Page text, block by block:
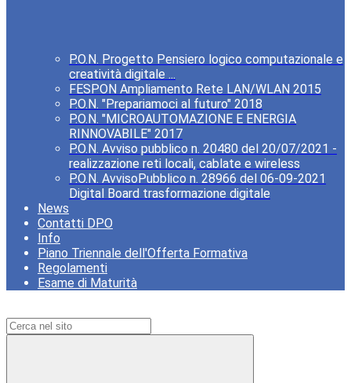
P.O.N. Progetto Pensiero logico computazionale e
creatività digitale ...
FESPON Ampliamento Rete LAN/WLAN 2015
P.O.N. "Prepariamoci al futuro" 2018
P.O.N. "MICROAUTOMAZIONE E ENERGIA
RINNOVABILE" 2017
P.O.N. Avviso pubblico n. 20480 del 20/07/2021 -
realizzazione reti locali, cablate e wireless
P.O.N. AvvisoPubblico n. 28966 del 06-09-2021
Digital Board trasformazione digitale
News
Contatti DPO
Info
Piano Triennale dell'Offerta Formativa
Regolamenti
Esame di Maturità